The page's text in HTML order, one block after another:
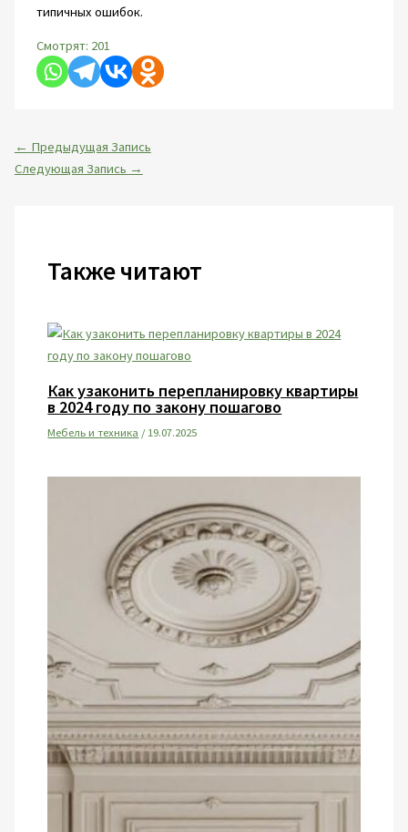
типичных ошибок.
Смотрят: 201
← Предыдущая Запись
Следующая Запись →
Также читают
Как узаконить перепланировку квартиры
в 2024 году по закону пошагово
Мебель и техника /19.07.2025